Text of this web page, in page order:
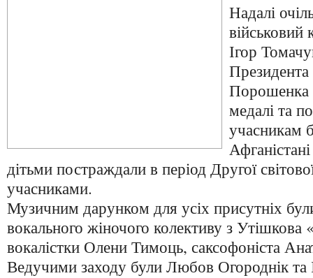
Надалі
військовий
Ігор
Порошенка
медалі та
учасникам
дітьми постраждали в період Другої
учасниками.
Музичним дарунком для усіх присутніх
вокального жіночого колективу з
вокалістки Олени Тимоць, саксофоніста
Ведучими заходу були Любов Огороднік та